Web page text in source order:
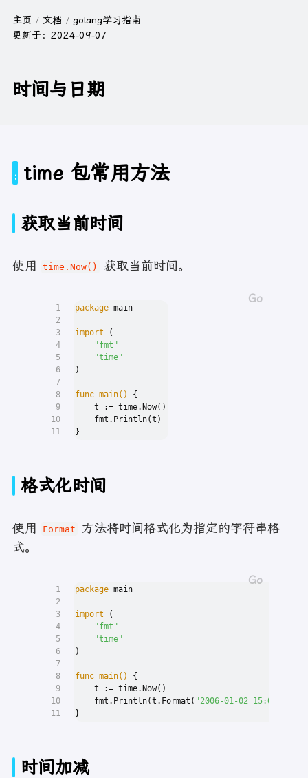
主页 文档
golang学习指南
更新于： 2024-09-07
时间与日期
time 包常用方法
获取当前时间
使用 time.Now() 获取当前时间。
1
2
3
4
5
6
7
8
9
10
11
package main
import (
"fmt"
"time"
)
func main()
{
    t := time.Now()
    fmt.Println(t)
}
格式化时间
使用 Format
方法将时间格式化为指定的字符串格
式。
1
2
3
4
5
6
7
8
9
10
11
package main
import (
"fmt"
"time"
)
func main()
{
    t := time.Now()
    fmt.Println(t.Format(
"2006-01-02 15:04:05"
}
时间加减